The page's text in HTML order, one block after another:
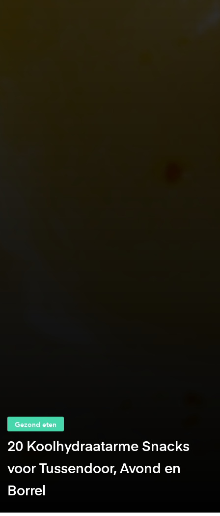
Gezond eten
20 Koolhydraatarme Snacks
voor Tussendoor, Avond en
Borrel